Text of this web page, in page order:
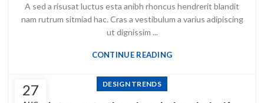
A sed a risusat luctus esta anibh rhoncus hendrerit blandit
nam rutrum sitmiad hac. Cras a vestibulum a varius adipiscing
ut dignissim ...
CONTINUE READING
27 DESIGN TRENDS